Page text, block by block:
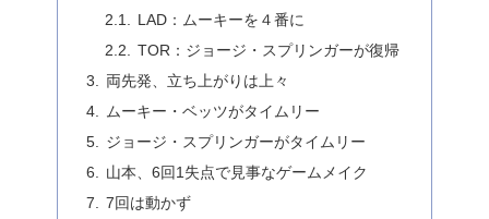
LAD：ムーキーを４番に
TOR：ジョージ・スプリンガーが復帰
両先発、立ち上がりは上々
ムーキー・ベッツがタイムリー
ジョージ・スプリンガーがタイムリー
山本、6回1失点で見事なゲームメイク
7回は動かず